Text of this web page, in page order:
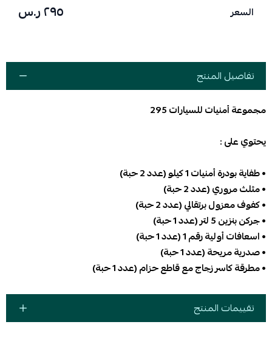
السعر ٢٩٥ ر.س
تفاصيل المنتج
مجموعة أمنيات للسيارات 295
يحتوي على :
• طفاية بودرة أمنيات 1 كيلو (عدد 2 حبة)
• مثلث مروري (عدد 2 حبة)
• كفوف معزول برتقالي (عدد 2 حبة)
• جركن بنزين 5 لتر (عدد 1 حبة)
• اسعافات أولية رقم 1 (عدد 1 حبة)
• صدرية مريحة (عدد 1 حبة)
• مطرقة كاسر زجاج مع قاطع حزام (عدد 1 حبة)
تقييمات المنتج